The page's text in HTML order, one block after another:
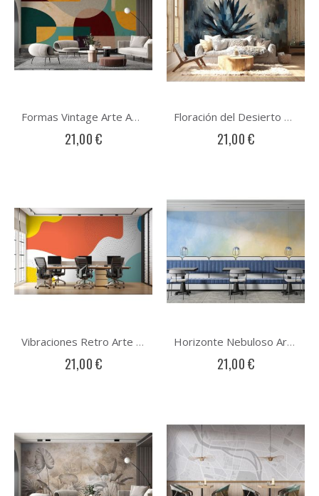
Formas Vintage Arte Abstracto
21,00 €
Floración del Desierto Arte Abstracto
21,00 €
Vibraciones Retro Arte Abstracto
21,00 €
Horizonte Nebuloso Arte Abstracto
21,00 €